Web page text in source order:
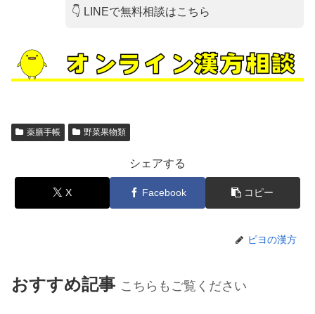
👇 LINEで無料相談はこちら
薬膳手帳 野菜果物類
シェアする
X Facebook コピー
ピヨの漢方
おすすめ記事 こちらもご覧ください